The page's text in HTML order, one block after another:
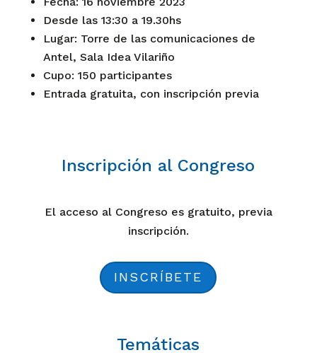
Desde las 13:30 a 19.30hs
Lugar: Torre de las comunicaciones de
Antel, Sala Idea Vilariño
Cupo: 150 participantes
Entrada gratuita, con inscripción previa
Inscripción al Congreso
El acceso al Congreso es gratuito, previa
inscripción.
INSCRÍBETE
Temáticas